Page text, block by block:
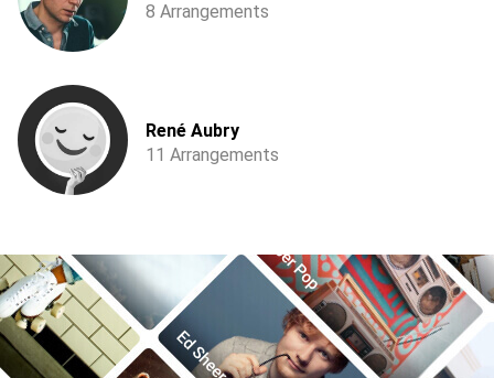
8 Arrangements
René Aubry
11 Arrangements